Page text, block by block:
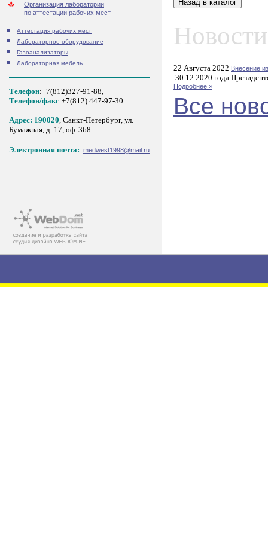
Организация лаборатории
по аттестации рабочих мест
Аттестация рабочих мест
Лабораторное оборудование
Газоанализаторы
Лабораторная мебель
Телефон:+7(812)327-91-88,
Tелефон/факс:+7(812) 447-97-30
Адрес: 190020, Санкт-Петербург, ул.
Бумажная, д. 17, оф. 368.
Электронная почта: medwest1998@mail.ru
22 Августа 2022 Внесение
30.12.2020 года
Подробнее »
Все